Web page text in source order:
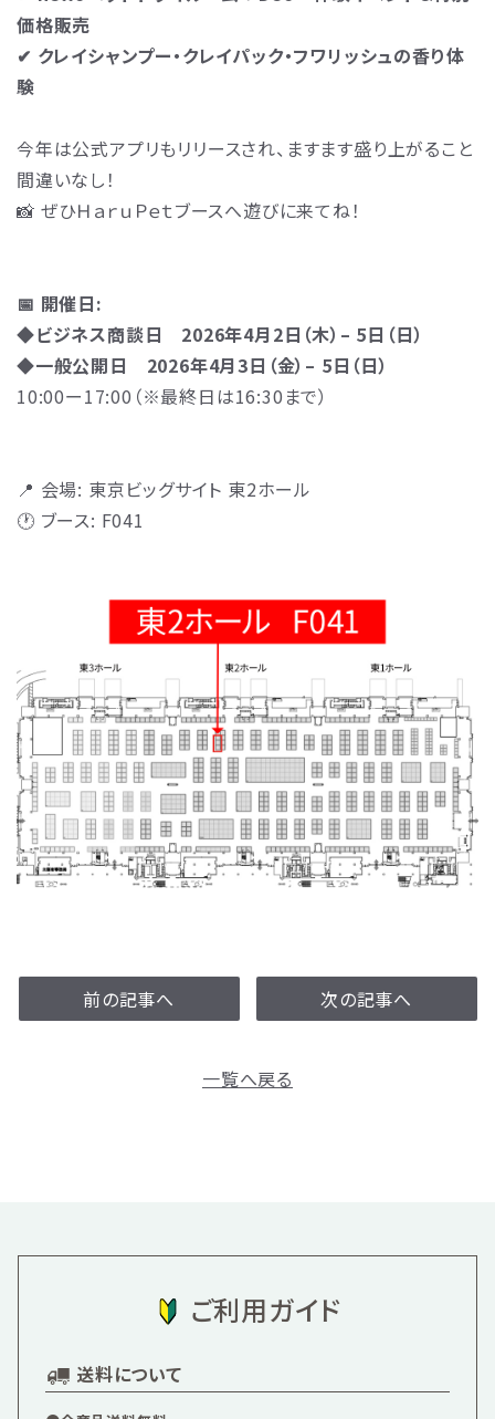
価格販売
✔︎ クレイシャンプー・クレイパック・フワリッシュの香り体
験
今年は公式アプリもリリースされ、ますます盛り上がること
間違いなし！
📸 ぜひＨａｒｕＰｅｔブースへ遊びに来てね！
📅 開催日:
◆ビジネス商談日 2026年4月2日（木）– 5日（日）
◆一般公開日 2026年4月3日（金）– 5日（日）
10:00ー17:00（※最終日は16:30まで）
📍 会場: 東京ビッグサイト 東2ホール
🕐 ブース: F041
前の記事へ
一覧へ戻る
次の記事へ
ご利用ガイド
送料について